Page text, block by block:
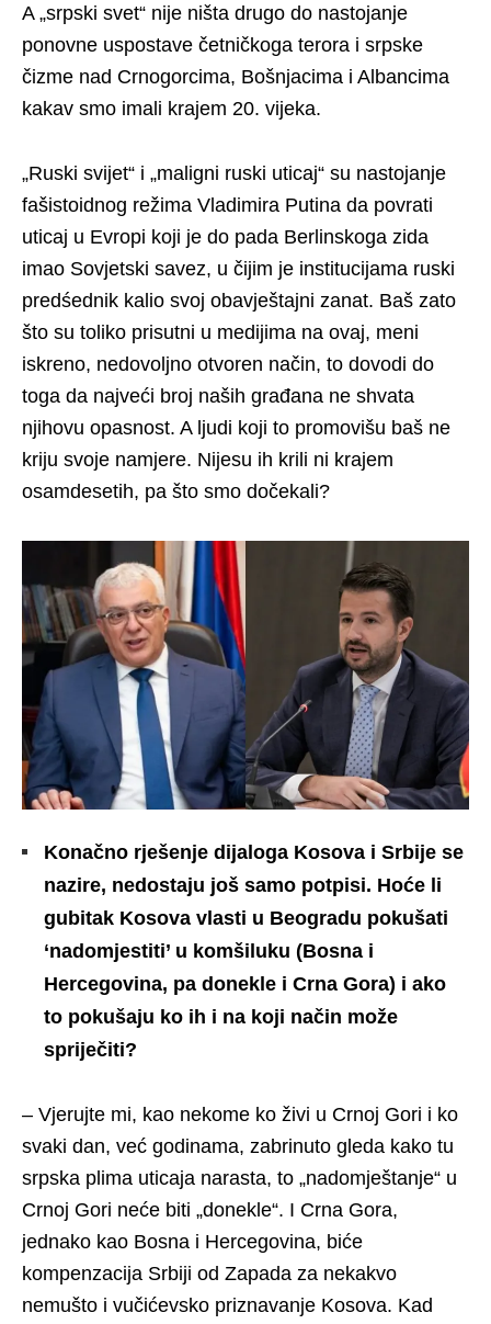
A „srpski svet“ nije ništa drugo do nastojanje
ponovne uspostave četničkoga terora i srpske
čizme nad Crnogorcima, Bošnjacima i Albancima
kakav smo imali krajem 20. vijeka.
„Ruski svijet“ i „maligni ruski uticaj“ su nastojanje
fašistoidnog režima Vladimira Putina da povrati
uticaj u Evropi koji je do pada Berlinskoga zida
imao Sovjetski savez, u čijim je institucijama ruski
predśednik kalio svoj obavještajni zanat. Baš zato
što su toliko prisutni u medijima na ovaj, meni
iskreno, nedovoljno otvoren način, to dovodi do
toga da najveći broj naših građana ne shvata
njihovu opasnost. A ljudi koji to promovišu baš ne
kriju svoje namjere. Nijesu ih krili ni krajem
osamdesetih, pa što smo dočekali?
Konačno rješenje dijaloga Kosova i Srbije se
nazire, nedostaju još samo potpisi. Hoće li
gubitak Kosova vlasti u Beogradu pokušati
‘nadomjestiti’ u komšiluku (Bosna i
Hercegovina, pa donekle i Crna Gora) i ako
to pokušaju ko ih i na koji način može
spriječiti?
– Vjerujte mi, kao nekome ko živi u Crnoj Gori i ko
svaki dan, već godinama, zabrinuto gleda kako tu
srpska plima uticaja narasta, to „nadomještanje“ u
Crnoj Gori neće biti „donekle“. I Crna Gora,
jednako kao Bosna i Hercegovina, biće
kompenzacija Srbiji od Zapada za nekakvo
nemušto i vučićevsko priznavanje Kosova. Kad